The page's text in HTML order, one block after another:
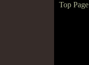
Top Page